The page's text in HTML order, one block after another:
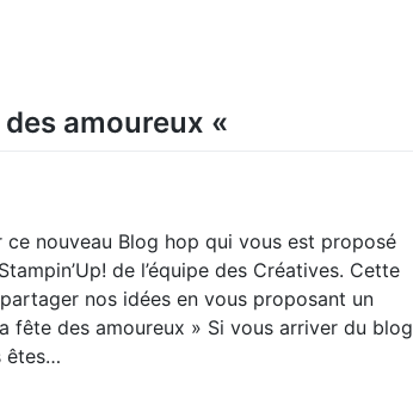
amoureux «
ce nouveau Blog hop qui vous est proposé
de l’équipe des Créatives. Cette
nos idées en vous proposant un
fête des amoureux » Si vous arriver du blog
êtes…